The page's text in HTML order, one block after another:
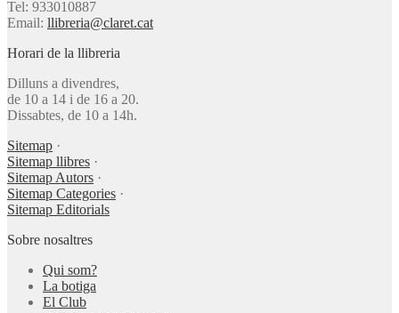
Tel: 933010887
Email: llibreria@claret.cat
Horari de la llibreria
Dilluns a divendres,
de 10 a 14 i de 16 a 20.
Dissabtes, de 10 a 14h.
Sitemap ·
Sitemap llibres ·
Sitemap Autors ·
Sitemap Categories ·
Sitemap Editorials
Sobre nosaltres
Qui som?
La botiga
El Club